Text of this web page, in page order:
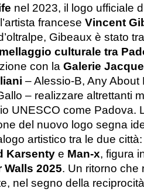
nel 2023, il logo ufficiale
francese Vincent
Gibeaux è stato
culturale tra
con la Galerie
– Alessio-B, Any About
– realizzare altrettanti
UNESCO come Padova.
del nuovo logo segna
artistico tra le due città:
Karsenty e Man-x, figura
Walls 2025. Un ritorno che
nel segno della